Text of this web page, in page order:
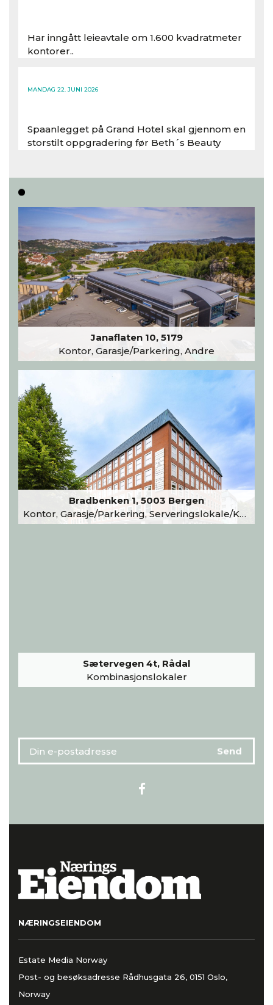
Har inngått leieavtale om 1.600 kvadratmeter
kontorer..
MANDAG 22. JUNI 2026
Spaanlegget på Grand Hotel skal gjennom en
storstilt oppgradering før Beth´s Beauty
Les hele artikkelen
Janaflaten 10, 5179
Kontor, Garasje/Parkering, Andre
Bradbenken 1, 5003 Bergen
Kontor, Garasje/Parkering, Serveringslokale/Kantine, Undervisning/Arrangement
Sætervegen 4t, Rådal
Kombinasjonslokaler
NÆRINGSEIENDOM
Estate Media Norway
Post- og besøksadresse Rådhusgata 26, 0151 Oslo,
Norway